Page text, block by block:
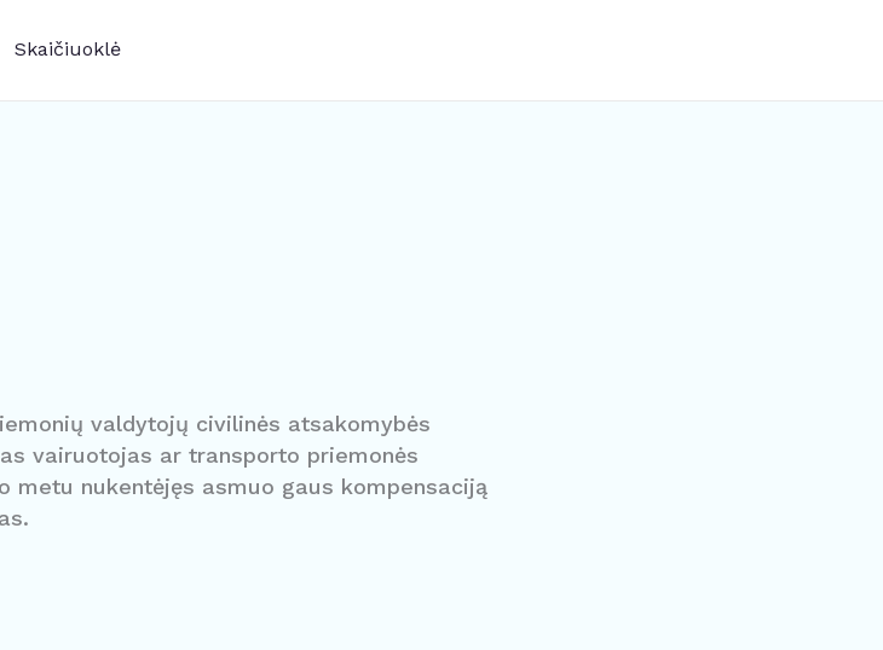
Skaičiuoklė
valdytojų civilinės atsakomybės
vairuotojas ar transporto priemonės
metu nukentėjęs asmuo gaus kompensaciją